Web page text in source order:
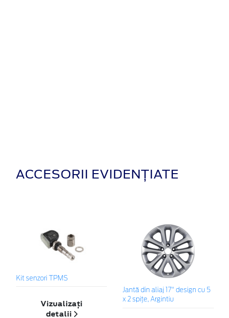
ACCESORII EVIDENȚIATE
Kit senzori TPMS
Vizualizați
detalii
Jantă din aliaj 17" design cu 5
x 2 spiţe, Argintiu